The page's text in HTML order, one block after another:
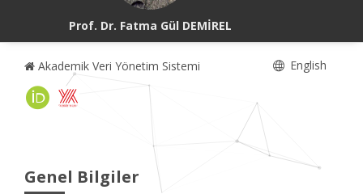
Prof. Dr. Fatma Gül DEMİREL
Akademik Veri Yönetim Sistemi English
Genel Bilgiler